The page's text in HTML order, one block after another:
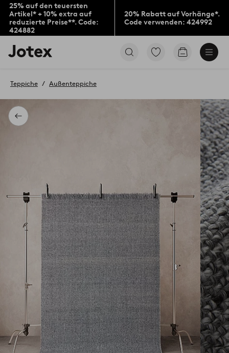
25% auf den teuersten
Artikel* + 10% extra auf
reduzierte Preise**. Code:
424882
20% Rabatt auf Vorhänge*.
Code verwenden: 424992
Jotex-
Logo
Startseite
Zu
Produkten
Zum
Zurück
Teppiche Außenteppiche